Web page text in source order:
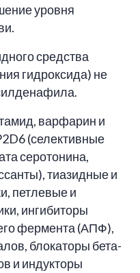
уровня
средства
гидроксида) не
варфарин и
(селективные
серотонина,
тиазидные и
петлевые и
ингибиторы
фермента (АПФ),
блокаторы бета-
и индукторы